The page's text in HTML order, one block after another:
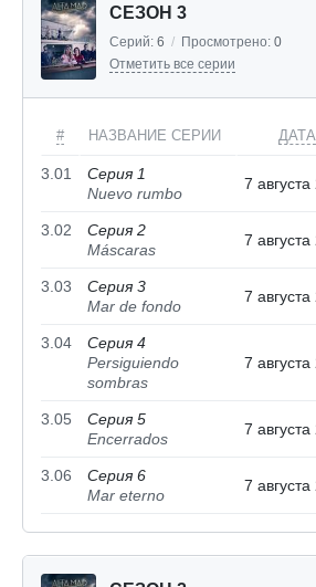
СЕЗОН 3
Серий: 6 / Просмотрено: 0
Отметить все серии
# НАЗВАНИЕ СЕРИИ ДАТА
3.01
Серия 1
Nuevo rumbo
7
3.02
Серия 2
Máscaras
7
3.03
Серия 3
Mar de fondo
7
3.04
Серия 4
Persiguiendo
sombras
7
3.05
Серия 5
Encerrados
7
3.06
Серия 6
Mar eterno
7